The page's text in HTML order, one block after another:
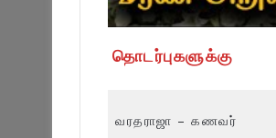
தொடர்புகளுக்கு
வரதராஜா – கணவர்